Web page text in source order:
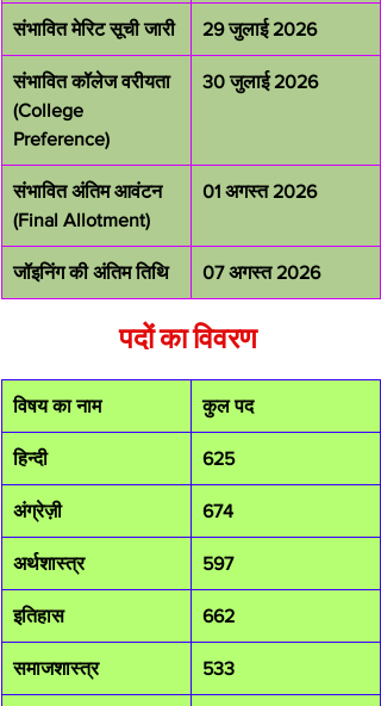
संभावित मेरिट सूची जारी 29 जुलाई 2026
संभावित कॉलेज वरीयता
(College
Preference)
30 जुलाई 2026
संभावित अंतिम आवंटन
(Final Allotment)
01 अगस्त 2026
जॉइनिंग की अंतिम तिथि 07 अगस्त 2026
पदों का विवरण
विषय का नाम कुल पद
हिन्दी 625
अंग्रेज़ी 674
अर्थशास्त्र 597
इतिहास 662
समाजशास्त्र 533